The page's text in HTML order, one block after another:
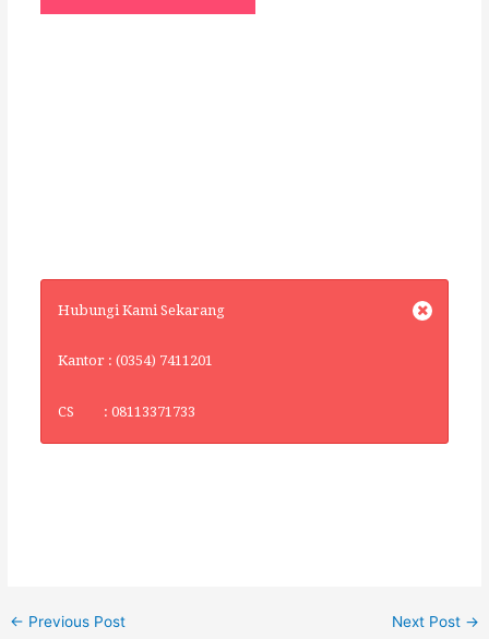
Hubungi Kami Sekarang
Kantor : (0354) 7411201
CS : 08113371733
← Previous Post Next Post →